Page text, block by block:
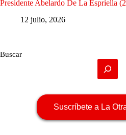
Presidente Abelardo De La Espriella
12 julio, 2026
Buscar
Suscríbete a La